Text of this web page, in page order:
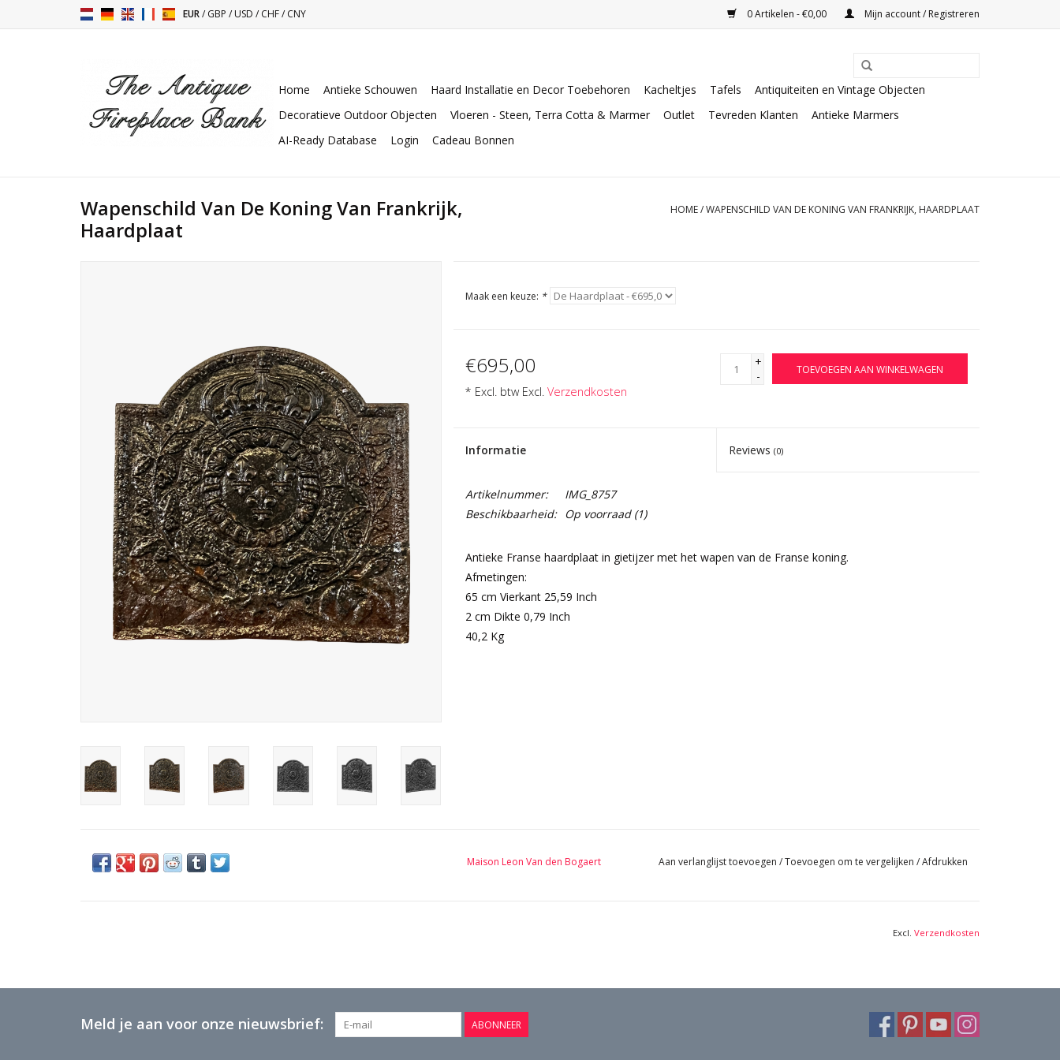
EUR/GBP /USD /CHF/CNY 0 Artikelen - €0,00 Mijn account / Registreren
Home Antieke Schouwen Haard Installatie en Decor Toebehoren Kacheltjes Tafels
Antiquiteiten en Vintage Objecten
Decoratieve Outdoor Objecten
Vloeren - Steen, Terra Cotta & Marmer Outlet Tevreden Klanten
Antieke Marmers
AI-Ready Database
Login Cadeau Bonnen
Wapenschild Van De Koning Van Frankrijk,
Haardplaat
HOME/WAPENSCHILD VAN DE KONING VAN FRANKRIJK, HAARDPLAAT
Maak een keuze: *
€695,00
* Excl. btw Excl. Verzendkosten
+
-
TOEVOEGEN AAN WINKELWAGEN
Informatie Reviews(0)
Artikelnummer:
IMG_8757
Beschikbaarheid:
Op voorraad(1)
Antieke Franse haardplaat in gietijzer met het wapen van de Franse koning.
Afmetingen:
65 cm Vierkant 25,59 Inch
2 cm Dikte 0,79 Inch
40,2 Kg
Maison Leon Van den Bogaert Aan verlanglijst toevoegen /Toevoegen om te vergelijken /Afdrukken
Excl. Verzendkosten
Meld je aan voor onze nieuwsbrief: ABONNEER